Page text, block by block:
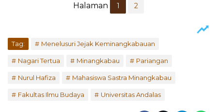
Halaman 1 2
Tag: Menelusuri Jejak Keminangkabauan
Nagari Tertua Minangkabau Pariangan
Nurul Hafiza Mahasiswa Sastra Minangkabau
Fakultas Ilmu Budaya Universitas Andalas